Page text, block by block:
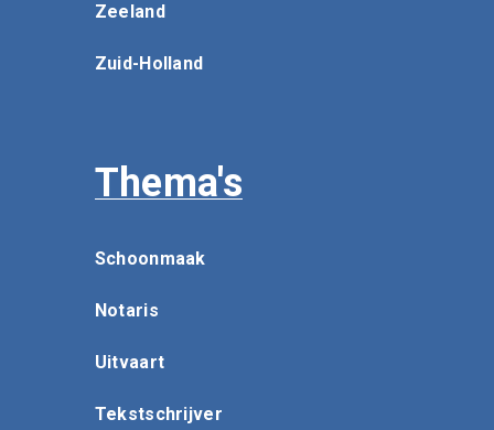
Zeeland
Zuid-Holland
Thema's
Schoonmaak
Notaris
Uitvaart
Tekstschrijver